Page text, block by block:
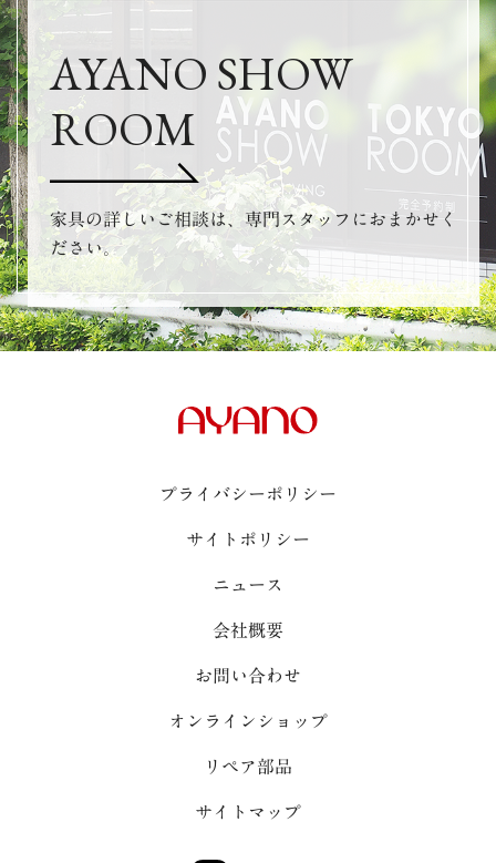
AYANO SHOW
ROOM
家具の詳しいご相談は、専門スタッフにおまかせく
ださい。
プライバシーポリシー
サイトポリシー
ニュース
会社概要
お問い合わせ
オンラインショップ
リペア部品
サイトマップ